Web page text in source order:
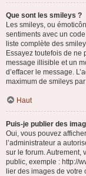
Que sont les smileys ?
Les smileys, ou
sentiments avec un
liste complète des
Essayez toutefois de ne
message illisible et un
d’effacer le message.
maximum de smileys
Haut
Puis-je publier des
Oui, vous pouvez
l’administrateur a
sur le forum. Autrement,
public, exemple : http://
lier des images de votre